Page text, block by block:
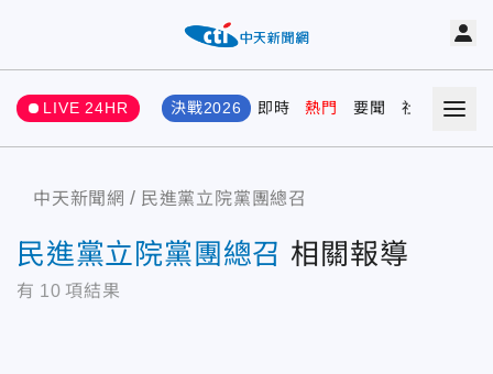
LIVE 24HR 決戰2026 即時 熱門 要聞 社會 娛樂
中天新聞網 民進黨立院黨團總召
民進黨立院黨團總召 相關報導
有 10 項結果